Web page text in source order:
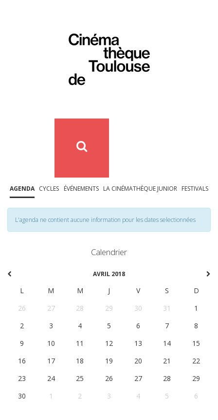
AGENDA CYCLES ÉVÉNEMENTS LA CINÉMATHÈQUE JUNIOR FESTIVALS
L'agenda ne contient aucune information pour les dates selectionnées
Calendrier
AVRIL 2018
L M M J V S
D
26
27 28 29 30 31
1
2
3 4 5 6 7
8
9
10 11 12 13 14
15
16
17 18 19 20 21
22
23
24 25 26 27 28
29
30
1 2 3 4 5 6